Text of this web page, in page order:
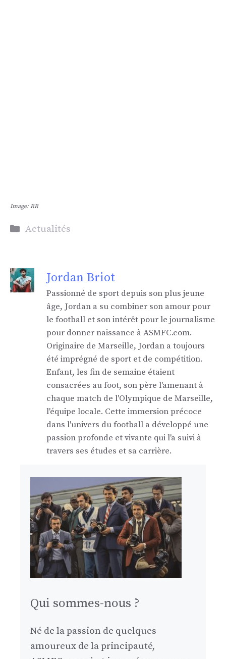
Image: RR
Catégories
Actualités
Jordan Briot
Passionné de sport depuis son plus jeune
âge, Jordan a su combiner son amour pour
le football et son intérêt pour le journalisme
pour donner naissance à ASMFC.com.
Originaire de Marseille, Jordan a toujours
été imprégné de sport et de compétition.
Enfant, les fin de semaine étaient
consacrées au foot, son père l'amenant à
chaque match de l'Olympique de Marseille,
l'équipe locale. Cette immersion précoce
dans l'univers du football a développé une
passion profonde et vivante qui l'a suivi à
travers ses études et sa carrière.
Qui sommes-nous ?
Né de la passion de quelques
amoureux de la principauté,